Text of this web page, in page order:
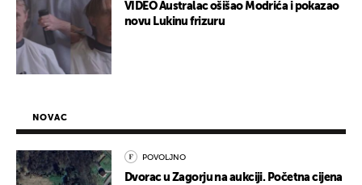
VIDEO Australac ošišao Modrića i pokazao
novu Lukinu frizuru
NOVAC
POVOLJNO
Dvorac u Zagorju na aukciji. Početna cijena